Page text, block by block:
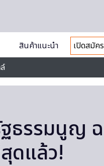
สินค้าแนะนำ
เปิดสมัค
ฐธรรมนูญ
ดแล้ว!